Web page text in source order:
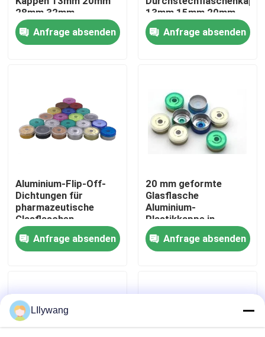
Produkte
Werksbesichtigung
Qualitätskontrolle
Kontakt mit uns
Neuigkeiten
Fläschchen aus Borosilikatglas
Röhrenglasphiolen
28mm 32mm
Anfrage absenden
13mm 15mm 20mm
28mm
Anfrage absenden
Aluminium-Flip-Off-
Dichtungen für
pharmazeutische
Glasflaschen
Anfrage absenden
20 mm geformte
Glasflasche
Aluminium-
Plastikkappe in
verschiedenen Größen
Anfrage absenden
LIlywang